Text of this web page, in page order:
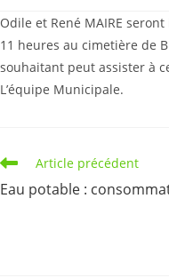
Odile et René MAIRE
11 heures au cimetière de
souhaitant peut assister à
L’équipe Municipale.
Read
articles
Article précédent
Eau potable :